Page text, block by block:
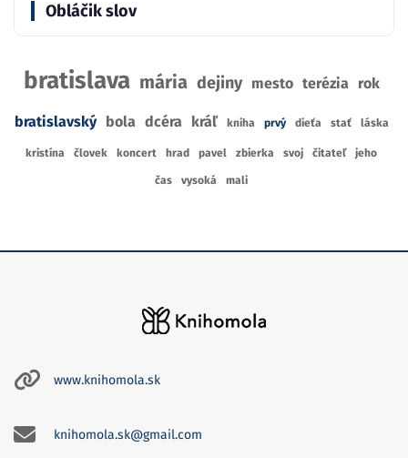
Obláčik slov
bratislava mária dejiny mesto terézia rok
bratislavský bola dcéra kráľ kniha prvý dieťa stať láska
kristína človek koncert hrad pavel zbierka svoj čitateľ jeho
čas vysoká mali
www.knihomola.sk
knihomola.sk@gmail.com